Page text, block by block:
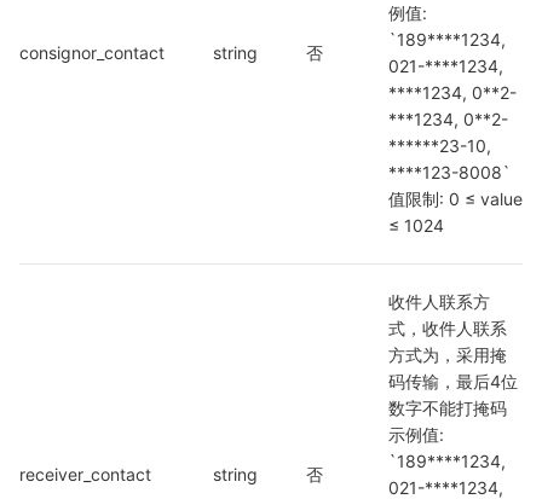
consignor_contact string 否
例值:
`189****1234,
021-****1234,
****1234, 0**2-
***1234, 0**2-
******23-10,
****123-8008`
值限制: 0 ≤ value
≤ 1024
receiver_contact string 否
收件人联系方
式，收件人联系
方式为，采用掩
码传输，最后4位
数字不能打掩码
示例值:
`189****1234,
021-****1234,